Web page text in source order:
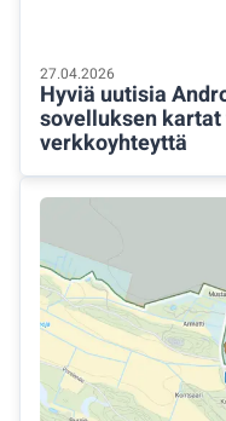
27.04.2026
Hyviä uutisia
sovelluksen
verkkoyhteyttä